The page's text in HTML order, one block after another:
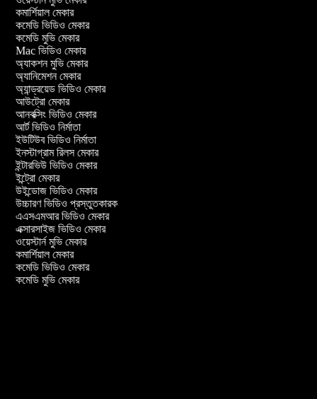
কমার্শিয়াল মেকার
কমেডি ভিডিও মেকার
কমেডি মুভি মেকার
Mac ভিডিও মেকার
অ্যাকশন মুভি মেকার
অ্যানিমেশন মেকার
অ্যান্ড্রয়েড ভিডিও মেকার
আউট্রো মেকার
আনবক্সিং ভিডিও মেকার
আর্ট ভিডিও নির্মাতা
ইউটিউব ভিডিও নির্মাতা
ইনস্টাগ্রাম রিলস মেকার
ইন্টারভিউ ভিডিও মেকার
ইন্ট্রো মেকার
উইন্ডোজ ভিডিও মেকার
উচ্চারণ ভিডিও প্রস্তুতকারক
এএসএমআর ভিডিও মেকার
এক্সারসাইজ ভিডিও মেকার
ওয়েস্টার্ন মুভি মেকার
কমার্শিয়াল মেকার
কমেডি ভিডিও মেকার
কমেডি মুভি মেকার